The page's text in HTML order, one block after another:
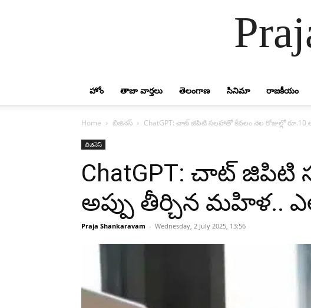
హోం తాజా వార్తలు తెలంగాణ సినిమా రాజకీయం
Home బిజినెస్ ChatGPT: చాట్ జిపిటి సలహాతో కేవలం నెల రోజుల్లో రూ.10
బిజినెస్
ChatGPT: చాట్ జిపిటి
అప్పు తీర్చిన మహిళ..
Praja Shankaravam - Wednesday, 2 July 2025, 13:56